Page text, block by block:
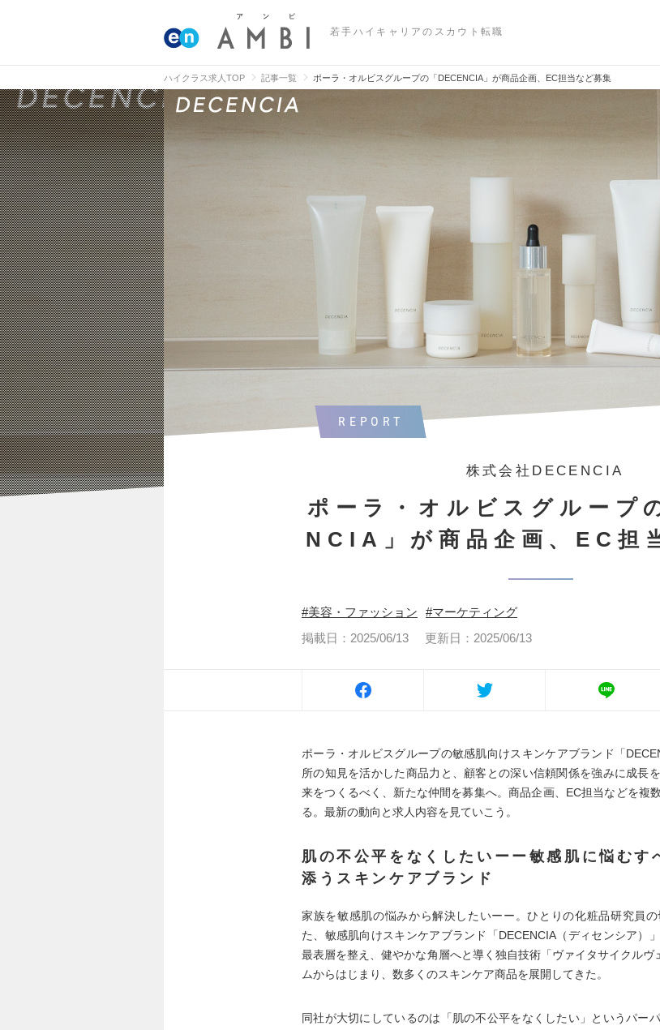
若手ハイキャリアのスカウト転職
ハイクラス求人TOP 記事一覧 ポーラ・オルビスグループの「DECENCIA」が商品企画、EC担当など募集
REPORT
株式会社DECENCIA
ポーラ・オルビスグループ
NCIA」が商品企画、EC担
美容・ファッション
マーケティング
掲載日：2025/06/13
更新日：2025/06/13
ポーラ・オルビスグループの敏感肌向けスキンケアブランド「
所の知見を活かした商品力と、顧客との深い信頼関係を強みに成長
来をつくるべく、新たな仲間を募集へ。商品企画、EC担当などを複
る。最新の動向と求人内容を見ていこう。
肌の不公平をなくしたいーー敏感肌に悩むす
添うスキンケアブランド
家族を敏感肌の悩みから解決したいーー。ひとりの化粧品研究員
た、敏感肌向けスキンケアブランド「DECENCIA（ディセンシア）
最表層を整え、健やかな角層へと導く独自技術「ヴァイタサイクル
ムからはじまり、数多くのスキンケア商品を展開してきた。
同社が大切にしているのは「肌の不公平をなくしたい」というパー